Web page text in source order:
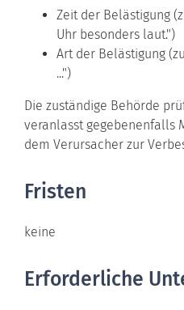
Zeit der Belästigung
Uhr besonders laut.")
Art der Belästigung
...")
Die zuständige Behörde
veranlasst gegebenenfalls
dem Verursacher zur
Fristen
keine
Erforderliche